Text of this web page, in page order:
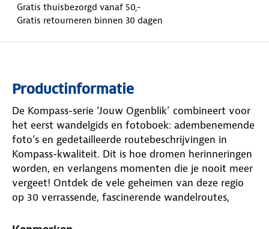
Gratis thuisbezorgd vanaf 50,-
Gratis retourneren binnen 30 dagen
Productinformatie
De Kompass-serie ‘Jouw Ogenblik’ combineert voor
het eerst wandelgids en fotoboek: adembenemende
foto’s en gedetailleerde routebeschrijvingen in
Kompass-kwaliteit. Dit is hoe dromen herinneringen
worden, en verlangens momenten die je nooit meer
vergeet! Ontdek de vele geheimen van deze regio
op 30 verrassende, fascinerende wandelroutes,
dromen op de bank. Trek je schoenen aan, pak je